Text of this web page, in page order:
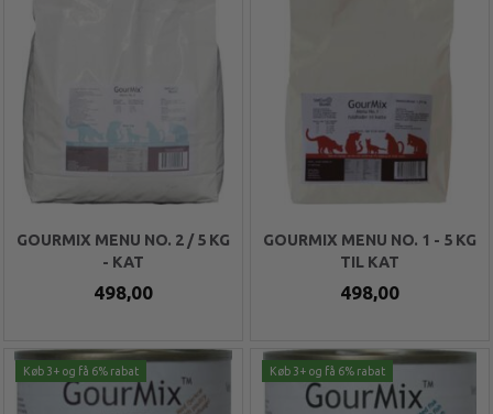
GOURMIX MENU NO. 2 / 5 KG
- KAT
498,00
GOURMIX MENU NO. 1 - 5 KG
TIL KAT
498,00
Køb 3+ og få 6% rabat Køb 3+ og få 6% rabat